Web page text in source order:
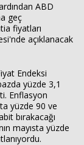
ABD
geç
fiyatları
açıklanacak
Endeksi
yüzde 3,1
Enflasyon
yüzde 90 ve
bırakacağı
mayısta yüzde